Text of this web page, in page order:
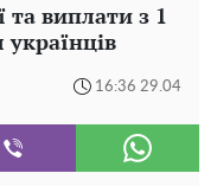
та виплати з 1
16:36 29.04